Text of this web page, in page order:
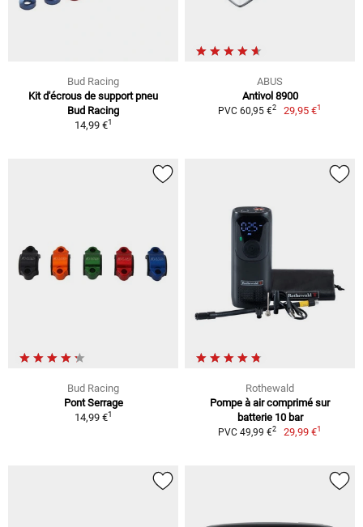
Bud Racing
Kit d'écrous de support pneu
Bud Racing
14,99 €1
ABUS
Antivol 8900
PVC 60,95 €2 29,95 €1
Bud Racing
Pont Serrage
14,99 €1
Rothewald
Pompe à air comprimé sur
batterie 10 bar
PVC 49,99 €2 29,99 €1